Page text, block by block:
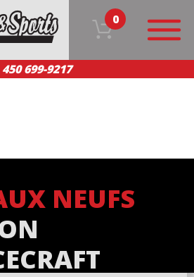
450 699-9217
ACCUEIL
0
NEUFS